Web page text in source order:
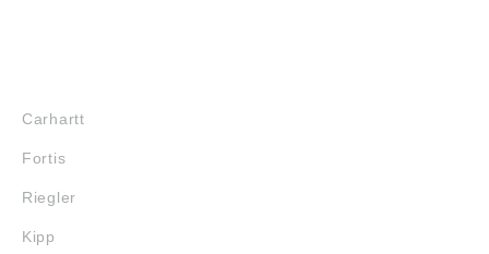
Carhartt
Fortis
Riegler
Kipp